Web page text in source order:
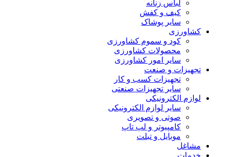
لباس زنانه
کیف و کفش
سایر پوشاک
کشاورزی
کود و سموم کشاورزی
محصولات کشاورزی
سایر امور کشاورزی
تجهیزات و صنعت
تجهیزات کسب و کار
سایر تجهیزات صنعتی
لوازم الکترونیکی
سایر لوازم الکترونیکی
صوتی و تصویری
کامپیوتر و لپ تاپ
موبایل و تبلت
مشاغل